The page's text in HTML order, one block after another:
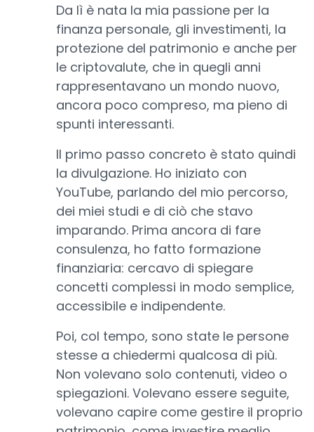
Da lì è nata la mia passione per la
finanza personale, gli investimenti, la
protezione del patrimonio e anche per
le criptovalute, che in quegli anni
rappresentavano un mondo nuovo,
ancora poco compreso, ma pieno di
spunti interessanti.
Il primo passo concreto è stato quindi
la divulgazione. Ho iniziato con
YouTube, parlando del mio percorso,
dei miei studi e di ciò che stavo
imparando. Prima ancora di fare
consulenza, ho fatto formazione
finanziaria: cercavo di spiegare
concetti complessi in modo semplice,
accessibile e indipendente.
Poi, col tempo, sono state le persone
stesse a chiedermi qualcosa di più.
Non volevano solo contenuti, video o
spiegazioni. Volevano essere seguite,
volevano capire come gestire il proprio